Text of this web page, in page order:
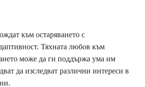
към остаряването с
Тяхната любов към
може да ги поддържа ума им
да изследват различни интереси в